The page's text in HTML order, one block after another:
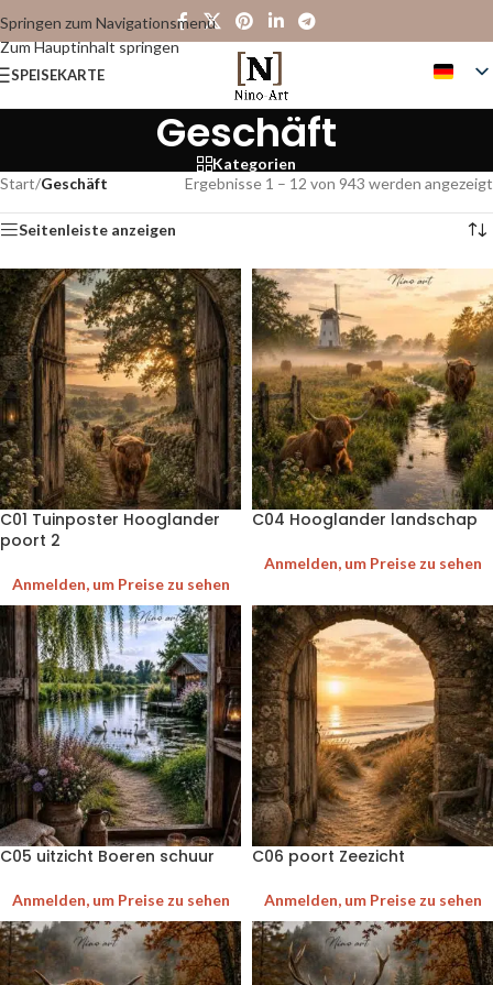
Springen zum Navigationsmenü
Zum Hauptinhalt springen
SPEISEKARTE
Geschäft
Kategorien
Start/Geschäft Ergebnisse 1 – 12 von 943 werden angezeigt
Seitenleiste anzeigen
C01 Tuinposter Hooglander
poort 2
Anmelden, um Preise zu sehen
C04 Hooglander landschap
Anmelden, um Preise zu sehen
C05 uitzicht Boeren schuur
Anmelden, um Preise zu sehen
C06 poort Zeezicht
Anmelden, um Preise zu sehen